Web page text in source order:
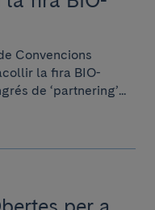
Convencions
la fira BIO-
de ‘partnering’...